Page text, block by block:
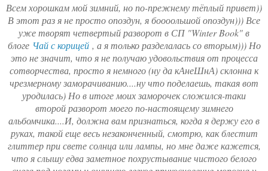
Всем хорошкам мой зимний, но по-прежнему тёплый привет))
В этот раз я не просто опоздун, я боооольшой опоздун))) Все
уже творят четвертый разворот в СП "Winter Book" в
блоге Чай с корицей, а я только разделалась со вторым))) Но
это не значит, что я не получаю удовольствия от процесса
сотворчества, просто я немного (ну да кАнеШнА) склонна к
чрезмерному заморачиванию....ну что поделаешь, такая вот
уродилась) Но в итоге моих заморочек сложился-таки
второй разворот моего по-настоящему зимнего
альбомчика....И, должна вам признаться, когда я держу его в
руках, такой еще весь незаконченный, смотрю, как блестит
глиттер при свете солнца или лампы, но мне даже кажется,
что я слышу едва заметное похрустывание чистого белого